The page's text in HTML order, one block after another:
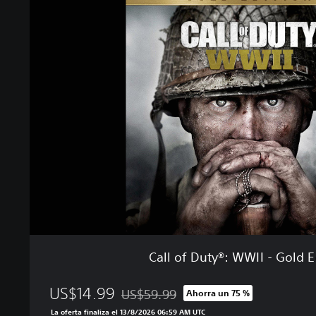
-
Call of Duty®: WWII - Gold
US$14.99 Rebajado del precio original de US$59.99
US$59.99 Ahorra un 75 %
La oferta finaliza el 13/8/2026 06:59 AM UTC